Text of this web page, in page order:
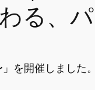
寄付・マドレ基金
ア活動
る、パ
を開催しました。